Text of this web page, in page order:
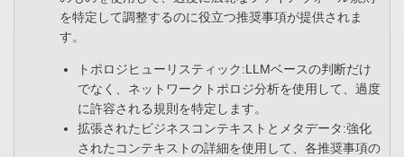
を特定して調整するのに役立つ推奨事項が提供されま
す。
トポロジヒューリスティック:LLMベースの判断だけ
でなく、ネットワークトポロジ分析を使用して、過度
に許容される規則を特定します。​
拡張されたビジネスコンテキストとメタデータ:強化
されたコンテキストの詳細を使用して、各推奨事項の